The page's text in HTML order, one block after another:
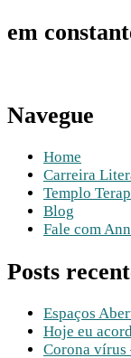
em
Navegue
Home
Carreira
Templo
Blog
Fale com
Posts
Espaços
Hoje eu
Corona vírus